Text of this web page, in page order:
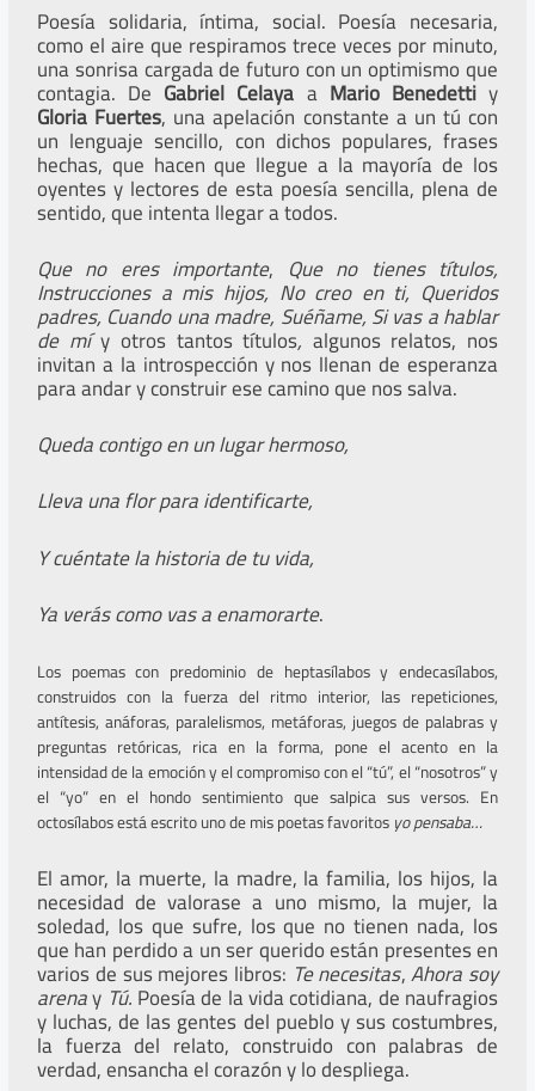
Poesía solidaria, íntima, social. Poesía necesaria,
como el aire que respiramos trece veces por minuto,
una sonrisa cargada de futuro con un optimismo que
contagia. De Gabriel Celaya a Mario Benedettiy
Gloria Fuertes, una apelación constante a un tú con
un lenguaje sencillo, con dichos populares, frases
hechas, que hacen que llegue a la mayoría de los
oyentes y lectores de esta poesía sencilla, plena de
sentido, que intenta llegar a todos.
Que no eres importante, Que no tienes títulos,
Instrucciones a mis hijos, No creo en ti, Queridos
padres, Cuando una madre, Suéñame, Si vas a hablar
de míy otros tantos títulos, algunos relatos, nos
invitan a la introspección y nos llenan de esperanza
para andar y construir ese camino que nos salva.
Queda contigo en un lugar hermoso,
Lleva una flor para identificarte,
Y cuéntate la historia de tu vida,
Ya verás como vas a enamorarte.
Los poemas con predominio de heptasílabos y endecasílabos,
construidos con la fuerza del ritmo interior, las repeticiones,
antítesis, anáforas, paralelismos, metáforas, juegos de palabras y
preguntas retóricas, rica en la forma, pone el acento en la
intensidad de la emoción y el compromiso con el “tú”, el “nosotros” y
el “yo” en el hondo sentimiento que salpica sus versos. En
octosílabos está escrito uno de mis poetas favoritosyo pensaba…
El amor, la muerte, la madre, la familia, los hijos, la
necesidad de valorase a uno mismo, la mujer, la
soledad, los que sufre, los que no tienen nada, los
que han perdido a un ser querido están presentes en
varios de sus mejores libros: Te necesitas,Ahora soy
arenay Tú.Poesía de la vida cotidiana, de naufragios
y luchas, de las gentes del pueblo y sus costumbres,
la fuerza del relato, construido con palabras de
verdad, ensancha el corazón y lo despliega.